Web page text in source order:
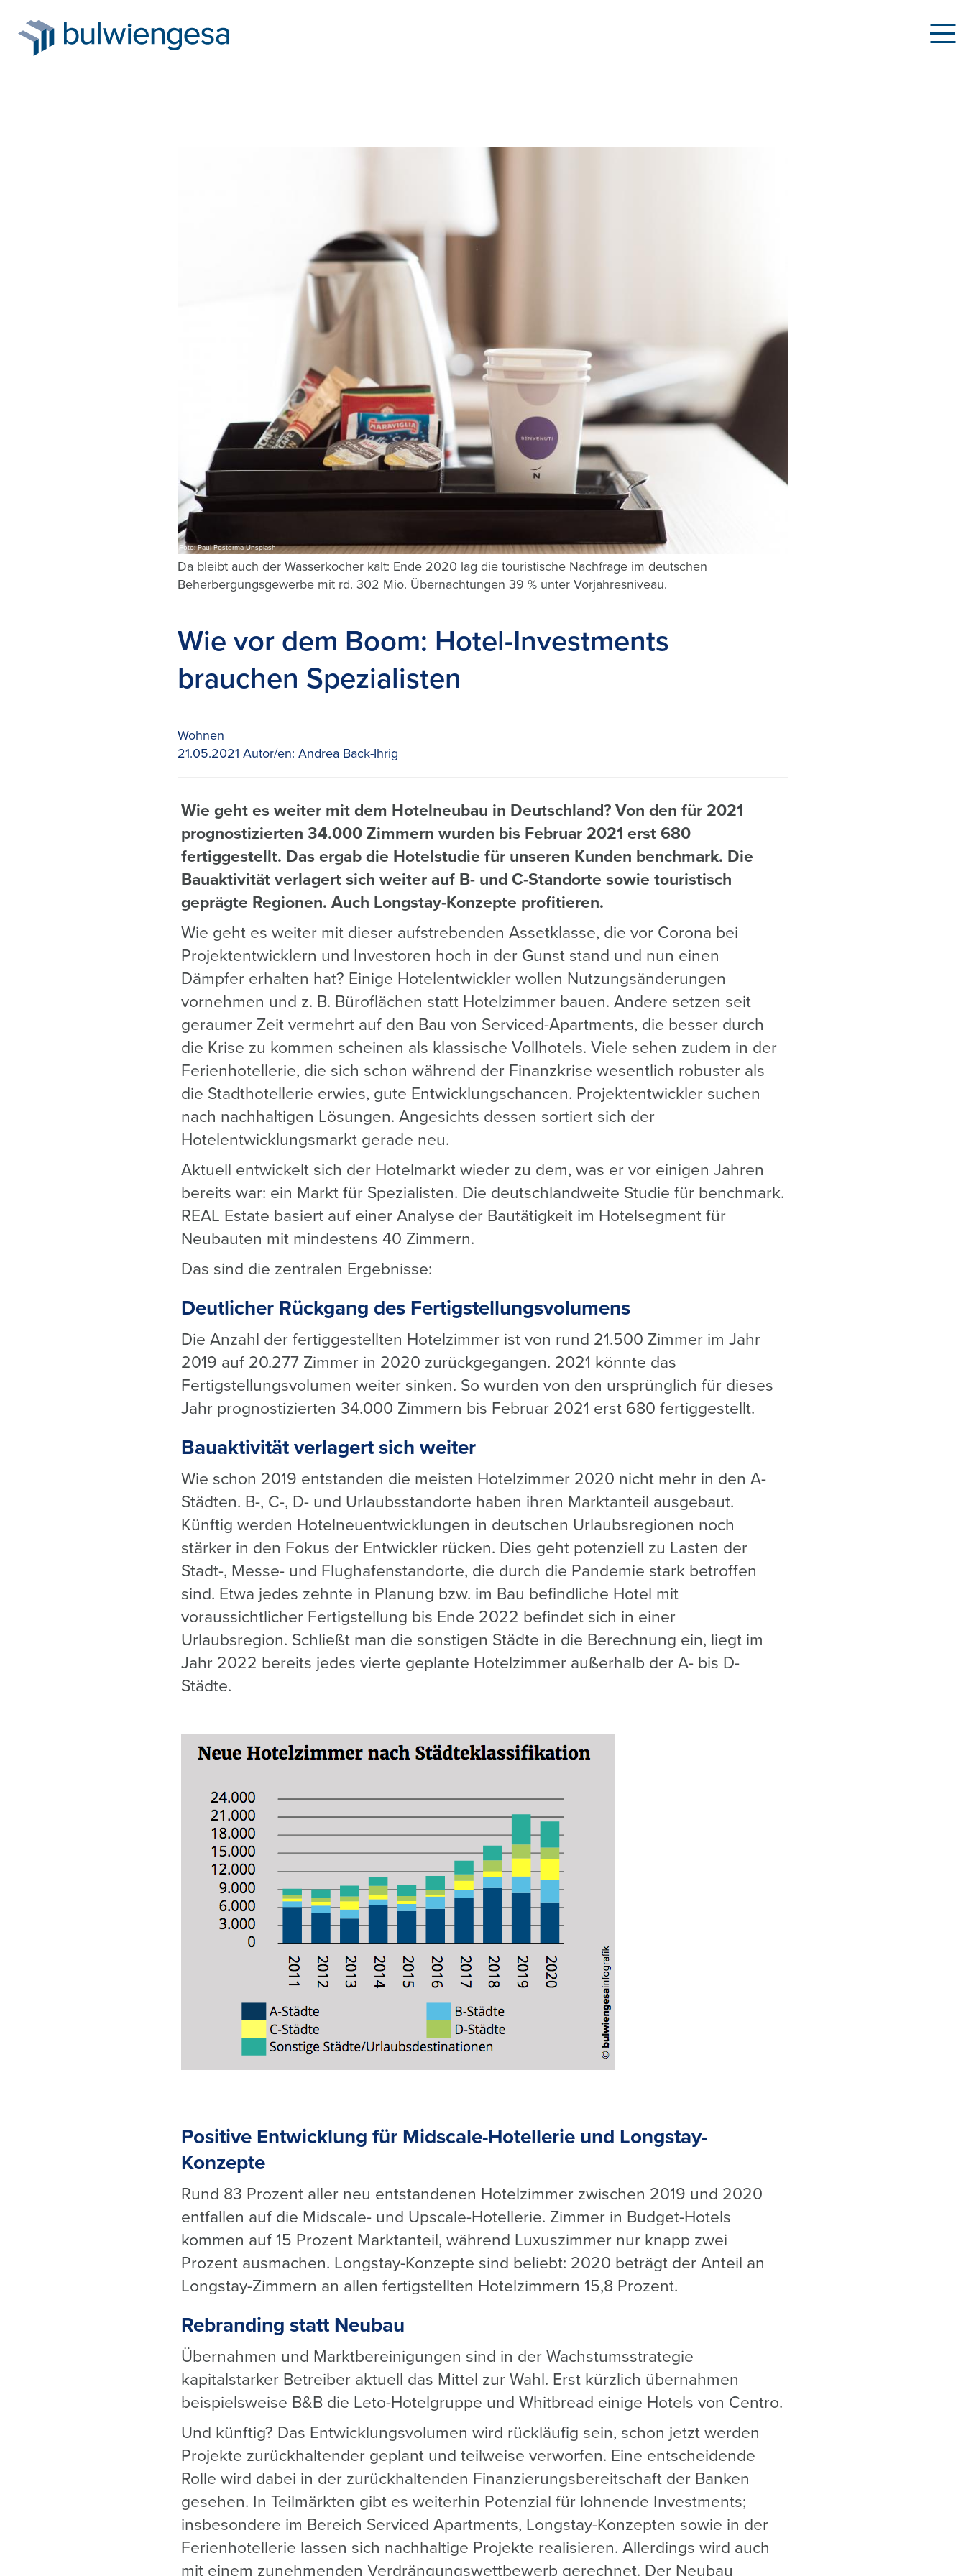
Foto: Paul Posterma Unsplash
Da bleibt auch der Wasserkocher kalt: Ende 2020 lag die touristische Nachfrage im deutschen
Beherbergungsgewerbe mit rd. 302 Mio. Übernachtungen 39 % unter Vorjahresniveau.
Wie vor dem Boom: Hotel-Investments
brauchen Spezialisten
Wohnen
21.05.2021Autor/en: Andrea Back-Ihrig
Wie geht es weiter mit dem Hotelneubau in Deutschland? Von den für 2021
prognostizierten 34.000 Zimmern wurden bis Februar 2021 erst 680
fertiggestellt. Das ergab die Hotelstudie für unseren Kunden benchmark. Die
Bauaktivität verlagert sich weiter auf B- und C-Standorte sowie touristisch
geprägte Regionen. Auch Longstay-Konzepte profitieren.
Wie geht es weiter mit dieser aufstrebenden Assetklasse, die vor Corona bei
Projektentwicklern und Investoren hoch in der Gunst stand und nun einen
Dämpfer erhalten hat? Einige Hotelentwickler wollen Nutzungsänderungen
vornehmen und z. B. Büroflächen statt Hotelzimmer bauen. Andere setzen seit
geraumer Zeit vermehrt auf den Bau von Serviced-Apartments, die besser durch
die Krise zu kommen scheinen als klassische Vollhotels. Viele sehen zudem in der
Ferienhotellerie, die sich schon während der Finanzkrise wesentlich robuster als
die Stadthotellerie erwies, gute Entwicklungschancen. Projektentwickler suchen
nach nachhaltigen Lösungen. Angesichts dessen sortiert sich der
Hotelentwicklungsmarkt gerade neu.
Aktuell entwickelt sich der Hotelmarkt wieder zu dem, was er vor einigen Jahren
bereits war: ein Markt für Spezialisten. Die deutschlandweite Studie für benchmark.
REAL Estate basiert auf einer Analyse der Bautätigkeit im Hotelsegment für
Neubauten mit mindestens 40 Zimmern.
Das sind die zentralen Ergebnisse:
Deutlicher Rückgang des Fertigstellungsvolumens
Die Anzahl der fertiggestellten Hotelzimmer ist von rund 21.500 Zimmer im Jahr
2019 auf 20.277 Zimmer in 2020 zurückgegangen. 2021 könnte das
Fertigstellungsvolumen weiter sinken. So wurden von den ursprünglich für dieses
Jahr prognostizierten 34.000 Zimmern bis Februar 2021 erst 680 fertiggestellt.
Bauaktivität verlagert sich weiter
Wie schon 2019 entstanden die meisten Hotelzimmer 2020 nicht mehr in den A-
Städten. B-, C-, D- und Urlaubsstandorte haben ihren Marktanteil ausgebaut.
Künftig werden Hotelneuentwicklungen in deutschen Urlaubsregionen noch
stärker in den Fokus der Entwickler rücken. Dies geht potenziell zu Lasten der
Stadt-, Messe- und Flughafenstandorte, die durch die Pandemie stark betroffen
sind. Etwa jedes zehnte in Planung bzw. im Bau befindliche Hotel mit
voraussichtlicher Fertigstellung bis Ende 2022 befindet sich in einer
Urlaubsregion. Schließt man die sonstigen Städte in die Berechnung ein, liegt im
Jahr 2022 bereits jedes vierte geplante Hotelzimmer außerhalb der A- bis D-
Städte.
Positive Entwicklung für Midscale-Hotellerie und Longstay-
Konzepte
Rund 83 Prozent aller neu entstandenen Hotelzimmer zwischen 2019 und 2020
entfallen auf die Midscale- und Upscale-Hotellerie. Zimmer in Budget-Hotels
kommen auf 15 Prozent Marktanteil, während Luxuszimmer nur knapp zwei
Prozent ausmachen. Longstay-Konzepte sind beliebt: 2020 beträgt der Anteil an
Longstay-Zimmern an allen fertigstellten Hotelzimmern 15,8 Prozent.
Rebranding statt Neubau
Übernahmen und Marktbereinigungen sind in der Wachstumsstrategie
kapitalstarker Betreiber aktuell das Mittel zur Wahl. Erst kürzlich übernahmen
beispielsweise B&B die Leto-Hotelgruppe und Whitbread einige Hotels von Centro.
Und künftig? Das Entwicklungsvolumen wird rückläufig sein, schon jetzt werden
Projekte zurückhaltender geplant und teilweise verworfen. Eine entscheidende
Rolle wird dabei in der zurückhaltenden Finanzierungsbereitschaft der Banken
gesehen. In Teilmärkten gibt es weiterhin Potenzial für lohnende Investments;
insbesondere im Bereich Serviced Apartments, Longstay-Konzepten sowie in der
Ferienhotellerie lassen sich nachhaltige Projekte realisieren. Allerdings wird auch
mit einem zunehmenden Verdrängungswettbewerb gerechnet. Der Neubau